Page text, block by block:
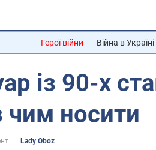
Герої війни Війна в Україні
із 90-х
чим носити
Lady Oboz